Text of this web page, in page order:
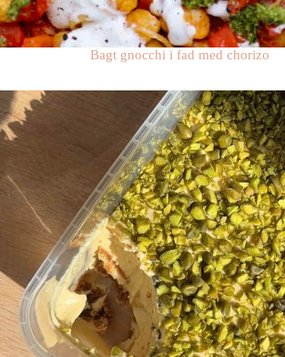
Bagt gnocchi i fad med chorizo